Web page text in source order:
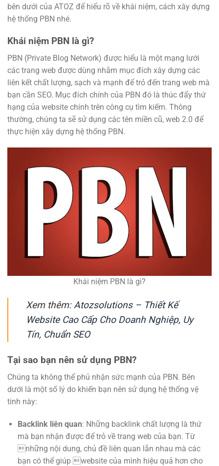
bên dưới của ATOZ để hiểu rõ về khái niệm, cách xây dựng
hệ thống PBN nhé.
Khái niệm PBN là gì?
PBN (Private Blog Network) được hiểu là một mạng lưới
các trang web được dùng nhằm mục đích xây dựng các
liên kết chất lượng, sạch và mạnh để trỏ đến trang web mà
bạn cần SEO. Mục đích chính của PBN đó là thúc đẩy thứ
hạng của website chính trên công cụ tìm kiếm. Thông
thường, chúng ta sẽ sử dụng các tên miền cũ, web 2.0 để
thực hiện xây dựng hệ thống PBN.
Khái niệm PBN là gì?
Xem thêm:Atozsolutions – Thiết Kế
Website Cao Cấp Cho Doanh Nghiệp, Uy
Tín, Chuẩn SEO
Tại sao bạn nên sử dụng PBN?
Chúng ta không thể phủ nhận sức mạnh của PBN. Bên
dưới là một số lý do khiến bạn nên sử dụng hệ thống vệ
tinh này:
Backlink liên quan: Những backlink chất lượng là thứ
mà bạn nhận được để trỏ về trang web của bạn. Từ
những nội dung, chủ đề liên quan lẫn nhau mà các
bạn có thể giúp website của mình hiệu quả hơn cho